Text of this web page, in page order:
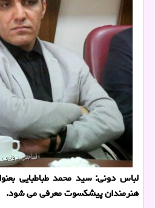
لباس دونی: سید محمد طباطبایی
هنرمندان پیشكسوت معرفی می شود.